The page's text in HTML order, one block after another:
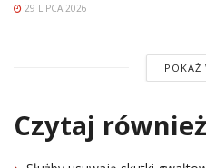
29 LIPCA 2026
POKAŻ
Czytaj również